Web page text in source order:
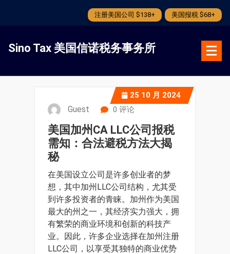
注册美国公司 $138+ 美国报税 $68+
Sino Tax 美国信诺税务事务所
25 10 月 2024
Guest 0 评论
美国加州CA LLC公司报税
需知：合法避税方法大揭
秘
在美国设立公司是许多创业者的梦
想，其中加州LLC公司结构，尤其受
到许多投资者的青睐。加州作为美国
最大的州之一，其经济实力强大，拥
有繁荣的商业环境和创新的科技产
业。因此，许多企业选择在加州注册
LLC公司，以享受其独特的商业优势